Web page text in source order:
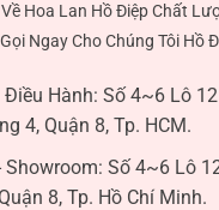
Hoa Lan Hồ Điệp Chất
Ngay Cho Chúng Tôi Hồ
Hành: Số 4~6 Lô
4, Quận 8, Tp. HCM.
Showroom: Số 4~6 Lô
8, Tp. Hồ Chí Minh.